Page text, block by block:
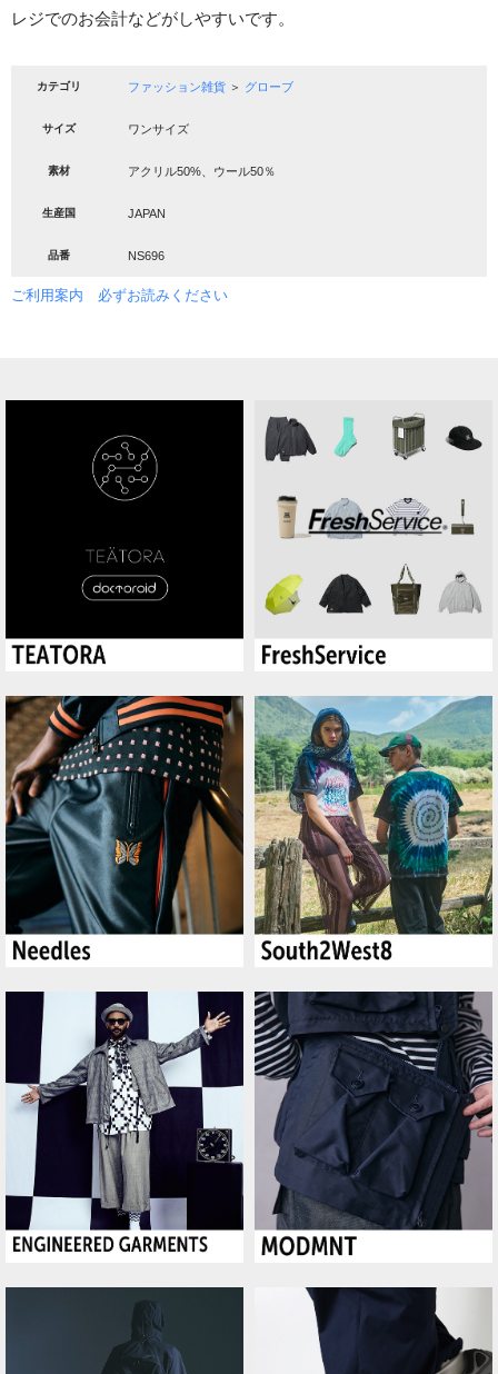
レジでのお会計などがしやすいです。
カテゴリ ファッション雑貨 ＞ グローブ
サイズ ワンサイズ
素材 アクリル50%、ウール50％
生産国 JAPAN
品番 NS696
ご利用案内 必ずお読みください